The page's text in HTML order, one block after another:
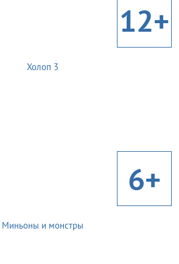
12+
Холоп 3
6+
Миньоны и монстры